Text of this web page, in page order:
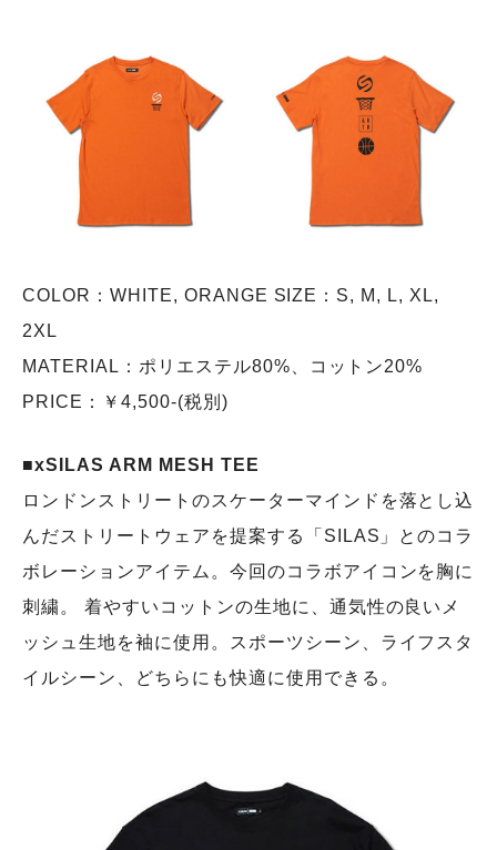
COLOR：WHITE, ORANGE SIZE：S, M, L, XL,
2XL
MATERIAL：ポリエステル80%、コットン20%
PRICE：￥4,500-(税別)
■xSILAS ARM MESH TEE
ロンドンストリートのスケーターマインドを落とし込
んだストリートウェアを提案する「SILAS」とのコラ
ボレーションアイテム。今回のコラボアイコンを胸に
刺繍。 着やすいコットンの生地に、通気性の良いメ
ッシュ生地を袖に使用。スポーツシーン、ライフスタ
イルシーン、どちらにも快適に使用できる。